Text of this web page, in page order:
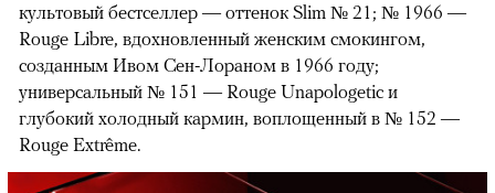
культовый бестселлер — оттенок Slim № 21; № 1966 —
Rouge Libre, вдохновленный женским смокингом,
созданным Ивом Сен-Лораном в 1966 году;
универсальный № 151 — Rouge Unapologetic и
глубокий холодный кармин, воплощенный в № 152 —
Rouge Extrême.